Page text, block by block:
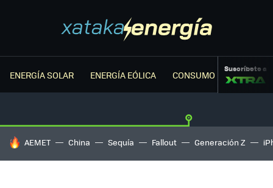
ENERGÍA SOLAR ENERGÍA EÓLICA CONSUMO ENERGÉTICO
Suscríbete a
HOY SE HABLA DE
AEMET China Sequía Fallout Generación Z